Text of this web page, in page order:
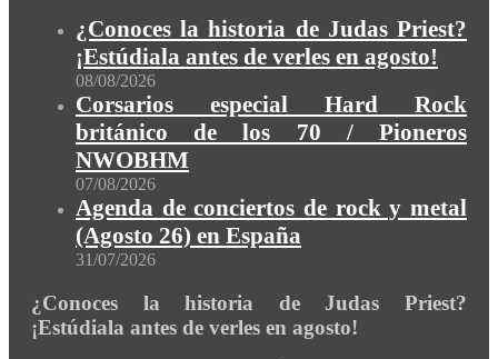
¿Conoces la historia de Judas Priest?
¡Estúdiala antes de verles en agosto!
08/08/2026
Corsarios especial Hard Rock
británico de los 70 / Pioneros
NWOBHM
07/08/2026
Agenda de conciertos de rock y metal
(Agosto 26) en España
31/07/2026
¿Conoces la historia de Judas Priest?
¡Estúdiala antes de verles en agosto!